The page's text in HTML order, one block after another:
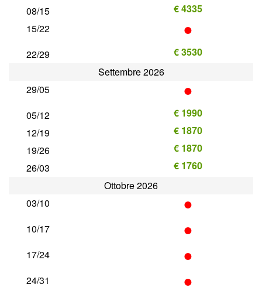
08/15
€ 4335
15/22
•
22/29
€ 3530
Settembre 2026
29/05
•
05/12
€ 1990
12/19
€ 1870
19/26
€ 1870
26/03
€ 1760
Ottobre 2026
03/10
•
10/17 •
17/24 •
24/31 •